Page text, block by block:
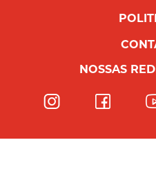
NOSSAS